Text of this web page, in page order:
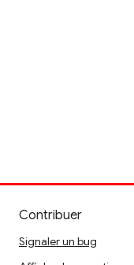
Contribuer
Signaler un bug